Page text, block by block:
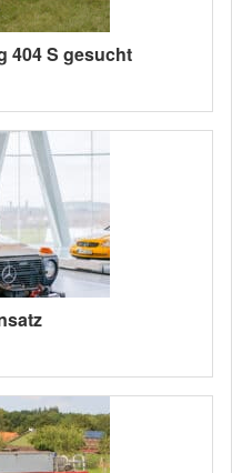
404 S gesucht